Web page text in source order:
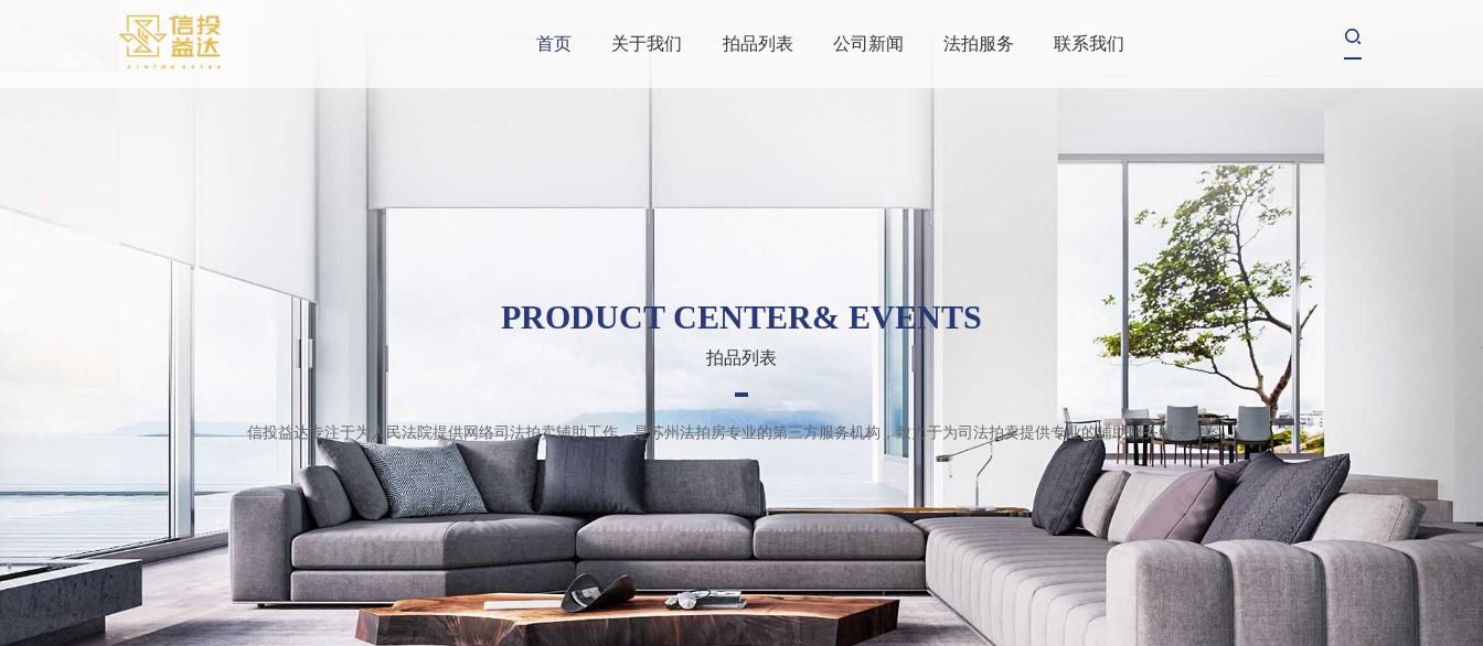
首页 关于我们 拍品列表 公司新闻 法拍服务 联系我们
PRODUCT CENTER& EVENTS
拍品列表
信投益达专注于为人民法院提供网络司法拍卖辅助工作，是苏州法拍房专业的第三方服务机构，致力于为司法拍卖提供专业的辅助服务解决方案。